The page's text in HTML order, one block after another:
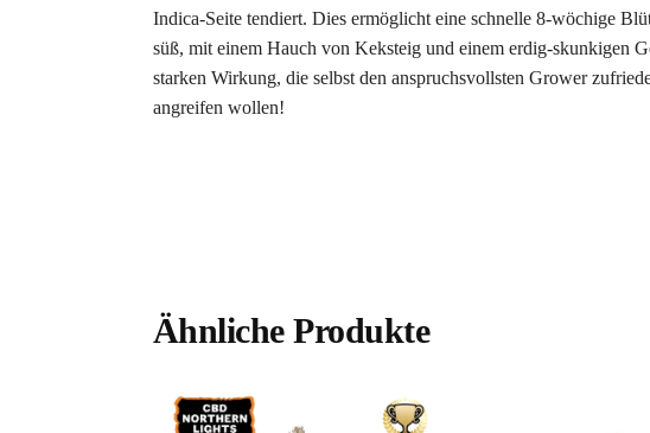
Indica-Seite tendiert. Dies ermöglicht eine schnelle 8-wöchige
süß, mit einem Hauch von Keksteig und einem erdig-skunkigen
starken Wirkung, die selbst den anspruchsvollsten Grower
angreifen wollen!
Ähnliche Produkte